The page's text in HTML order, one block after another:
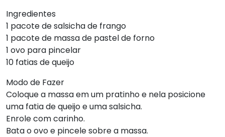
Ingredientes
1 pacote de salsicha de frango
1 pacote de massa de pastel de forno
1 ovo para pincelar
10 fatias de queijo
Modo de Fazer
Coloque a massa em um pratinho e nela posicione
uma fatia de queijo e uma salsicha.
Enrole com carinho.
Bata o ovo e pincele sobre a massa.